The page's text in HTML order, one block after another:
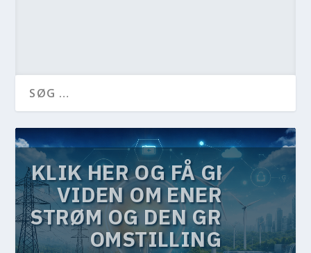
KLIK HER OG FÅ GRATIS
VIDEN OM ENERGI,
STRØM OG DEN GRØNNE
OMSTILLING